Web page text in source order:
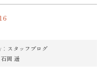
スタッフブログ
石岡 遥